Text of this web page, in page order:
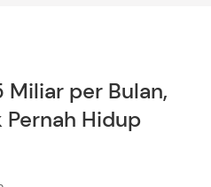
Miliar per Bulan,
Pernah Hidup